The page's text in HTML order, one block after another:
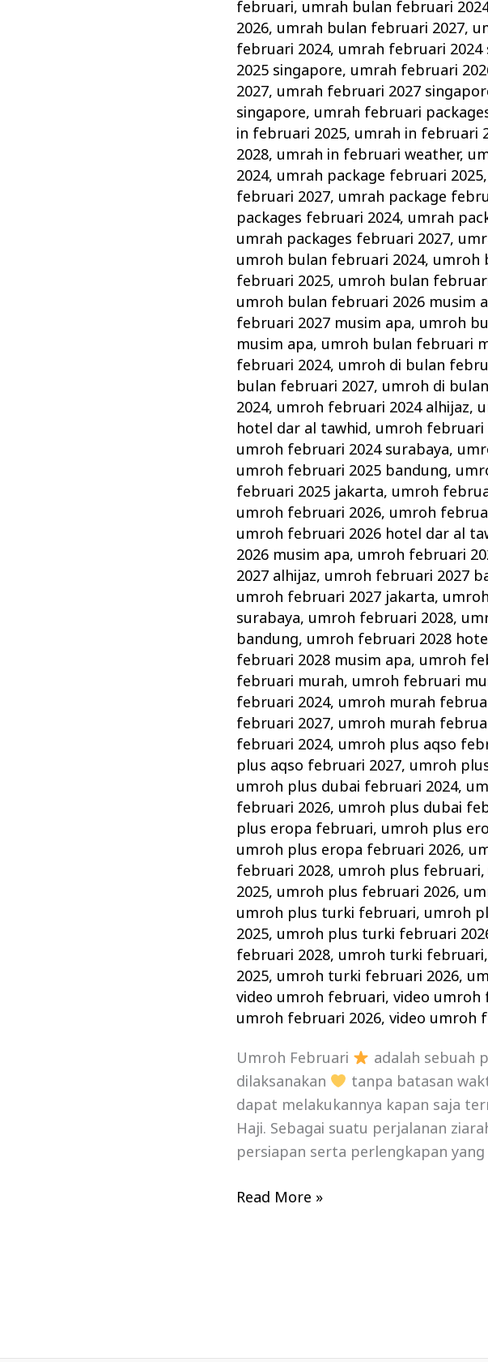
februari, umrah bulan februari
2026, umrah bulan februari 2027,
februari 2024, umrah februari 2024
2025 singapore, umrah februari
2027, umrah februari 2027
singapore, umrah februari
in februari 2025, umrah in februari
2028, umrah in februari weather,
2024, umrah package februari 2025,
februari 2027, umrah package
packages februari 2024, umrah
umrah packages februari 2027,
umroh bulan februari 2024, umroh
februari 2025, umroh bulan
umroh bulan februari 2026 musim
februari 2027 musim apa, umroh
musim apa, umroh bulan februari
februari 2024, umroh di bulan
bulan februari 2027, umroh di
2024, umroh februari 2024 alhijaz,
hotel dar al tawhid, umroh februari
umroh februari 2024 surabaya,
umroh februari 2025 bandung,
februari 2025 jakarta, umroh
umroh februari 2026, umroh
umroh februari 2026 hotel dar al
2026 musim apa, umroh februari
2027 alhijaz, umroh februari 2027
umroh februari 2027 jakarta,
surabaya, umroh februari 2028,
bandung, umroh februari 2028
februari 2028 musim apa, umroh
februari murah, umroh februari
februari 2024, umroh murah
februari 2027, umroh murah
februari 2024, umroh plus aqso
plus aqso februari 2027, umroh
umroh plus dubai februari 2024,
februari 2026, umroh plus dubai
plus eropa februari, umroh plus
umroh plus eropa februari 2026,
februari 2028, umroh plus februari,
2025, umroh plus februari 2026,
umroh plus turki februari, umroh
2025, umroh plus turki februari
februari 2028, umroh turki februari,
2025, umroh turki februari 2026,
video umroh februari,video umroh
umroh februari 2026,video umroh
Umroh Februari adalah sebuah
dilaksanakan
tanpa batasan
dapat melakukannya kapan saja
Haji. Sebagai suatu perjalanan
persiapan serta perlengkapan
Read More »